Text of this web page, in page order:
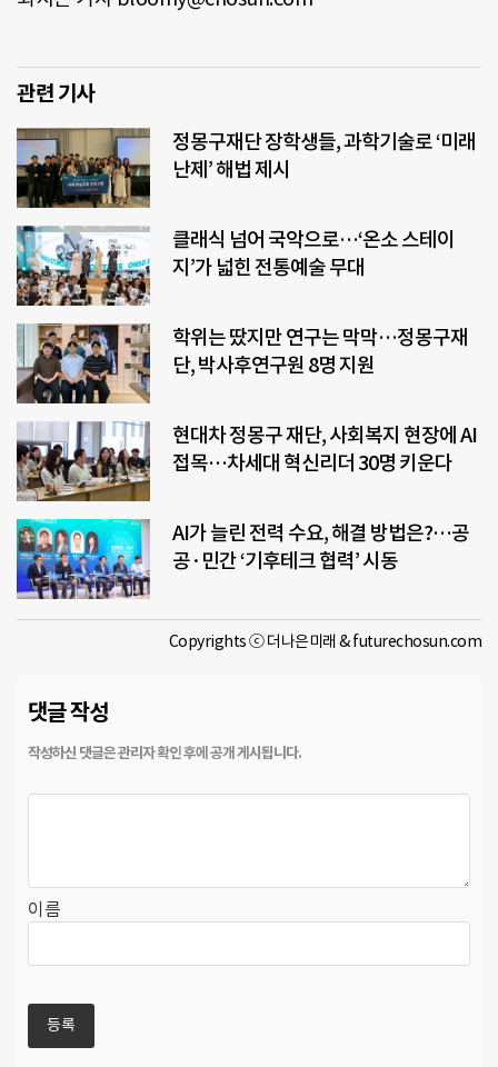
관련 기사
정몽구재단 장학생들, 과학기술로 ‘미래
난제’ 해법 제시
클래식 넘어 국악으로…‘온소 스테이
지’가 넓힌 전통예술 무대
학위는 땄지만 연구는 막막…정몽구재
단, 박사후연구원 8명 지원
현대차 정몽구 재단, 사회복지 현장에 AI
접목…차세대 혁신리더 30명 키운다
AI가 늘린 전력 수요, 해결 방법은?…공
공·민간 ‘기후테크 협력’ 시동
Copyrights ⓒ 더나은미래 & futurechosun.com
댓글 작성
이름